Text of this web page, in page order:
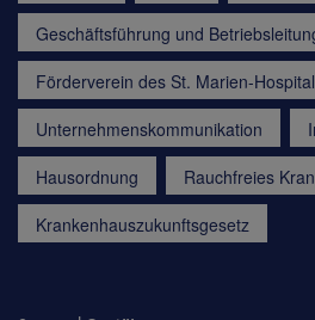
Geschäftsführung und
Förderverein des St. Marien-
Unternehmenskommunikation
Hausordnung
Rauchfreies
Krankenhauszukunftsgesetz